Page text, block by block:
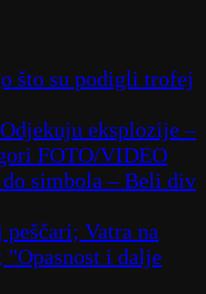
što su podigli trofej
eksplozije –
FOTO/VIDEO
simbola – Beli div
Vatra na
i dalje